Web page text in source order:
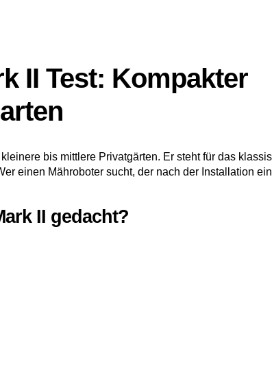
II Test: Kompakter
bis mittlere Privatgärten. Er steht für das
einen Mähroboter sucht, der nach der Installation
II gedacht?